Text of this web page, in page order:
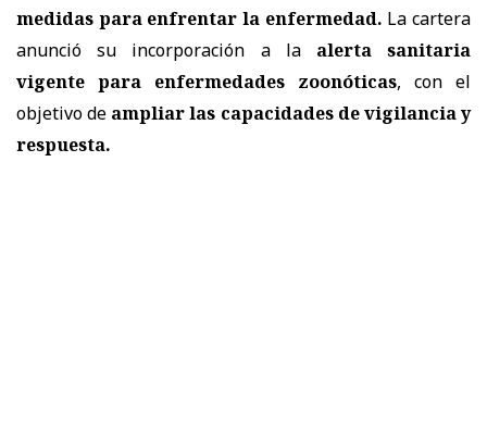
medidas para enfrentar la enfermedad. La cartera
anunció su incorporación a la alerta sanitaria
vigente para enfermedades zoonóticas, con el
objetivo de ampliar las capacidades de vigilancia y
respuesta.